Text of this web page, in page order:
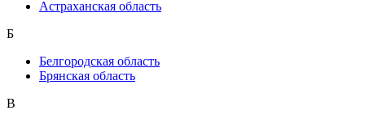
Астраханская область
Б
Белгородская область
Брянская область
В